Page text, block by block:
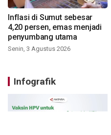
Inflasi di Sumut sebesar
4,20 persen, emas menjadi
penyumbang utama
Senin, 3 Agustus 2026
Infografik